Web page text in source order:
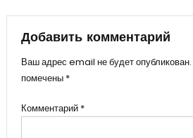
записям
Добавить комментарий
Ваш адрес email не будет опубликован.
помечены *
Комментарий *